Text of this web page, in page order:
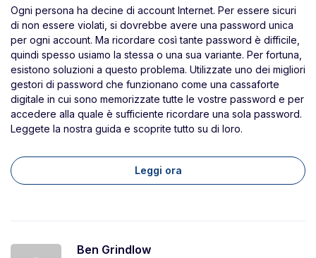
Ogni persona ha decine di account Internet. Per essere sicuri
di non essere violati, si dovrebbe avere una password unica
per ogni account. Ma ricordare così tante password è difficile,
quindi spesso usiamo la stessa o una sua variante. Per fortuna,
esistono soluzioni a questo problema. Utilizzate uno dei migliori
gestori di password che funzionano come una cassaforte
digitale in cui sono memorizzate tutte le vostre password e per
accedere alla quale è sufficiente ricordare una sola password.
Leggete la nostra guida e scoprite tutto su di loro.
Leggi ora
Ben Grindlow